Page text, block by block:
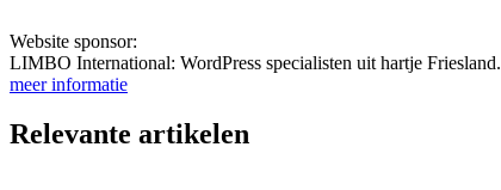
Website sponsor:
LIMBO International: WordPress specialisten uit hartje Friesland.
meer informatie
Relevante artikelen